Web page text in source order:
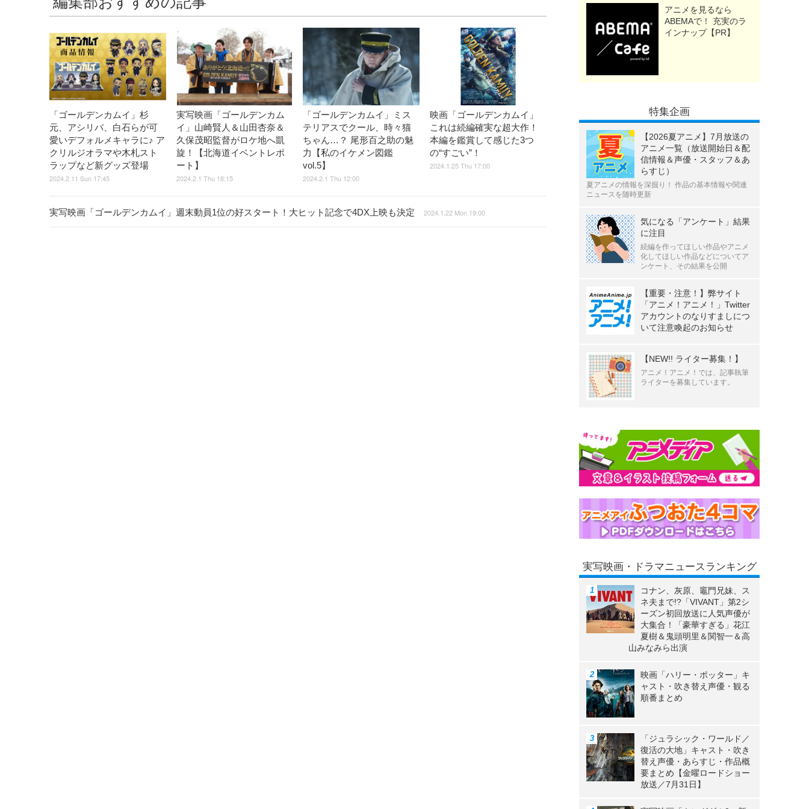
「ゴールデンカムイ」杉
元、アシリパ、白石らが可
愛いデフォルメキャラに♪ ア
クリルジオラマや木札スト
ラップなど新グッズ登場
2024.2.11 Sun 17:45
実写映画「ゴールデンカム
イ」山崎賢人＆山田杏奈＆
久保茂昭監督がロケ地へ凱
旋！【北海道イベントレポ
ート】
2024.2.1 Thu 18:15
「ゴールデンカムイ」ミス
テリアスでクール、時々猫
ちゃん…？ 尾形百之助の魅
力【私のイケメン図鑑
vol.5】
2024.2.1 Thu 12:00
映画「ゴールデンカムイ」
これは続編確実な超大作！
本編を鑑賞して感じた3つ
の“すごい”！
2024.1.25 Thu 17:00
実写映画「ゴールデンカムイ」週末動員1位の好スタート！大ヒット記念で4DX上映も決定 2024.1.22 Mon 19:00
アニメを見るなら
ABEMAで！ 充実のラ
インナップ【PR】
特集企画
【2026夏アニメ】7月放送の
アニメ一覧（放送開始日＆配
信情報＆声優・スタッフ＆あ
らすじ）
夏アニメの情報を深掘り！ 作品の基本情報や関連
ニュースを随時更新
気になる「アンケート」結果
に注目
続編を作ってほしい作品やアニメ
化してほしい作品などについてア
ンケート、その結果を公開
【重要・注意！】弊サイト
「アニメ！アニメ！」Twitter
アカウントのなりすましにつ
いて注意喚起のお知らせ
【NEW!! ライター募集！】
アニメ！アニメ！では、記事執筆
ライターを募集しています。
実写映画・ドラマニュースランキング
コナン、灰原、竈門兄妹、ス
ネ夫まで!?「VIVANT」第2シ
ーズン初回放送に人気声優が
大集合！「豪華すぎる」花江
夏樹＆鬼頭明里＆関智一＆高
山みなみら出演
映画「ハリー・ポッター」キ
ャスト・吹き替え声優・観る
順番まとめ
「ジュラシック・ワールド／
復活の大地」キャスト・吹き
替え声優・あらすじ・作品概
要まとめ【金曜ロードショー
放送／7月31日】